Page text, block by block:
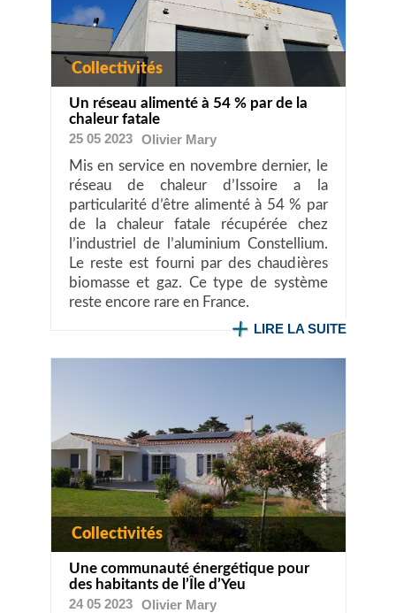
Collectivités
Un réseau alimenté à 54 % par de la
chaleur fatale
25 05 2023
Olivier Mary
Mis en service en novembre dernier, le
réseau de chaleur d’Issoire a la
particularité d’être alimenté à 54 % par
de la chaleur fatale récupérée chez
l’industriel de l’aluminium Constellium.
Le reste est fourni par des chaudières
biomasse et gaz. Ce type de système
reste encore rare en France.
LIRE LA SUITE
Collectivités
Une communauté énergétique pour
des habitants de l’Île d’Yeu
24 05 2023
Olivier Mary